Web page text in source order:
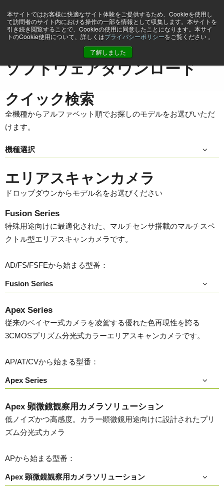
本サイトではお客様に快適なサイト体験をご提供するため、Cookieを使用し
て訪問者のサイト内における操作の一部を情報として収集します。本サイトを
引き続き閲覧することで、Cookieの使用に同意したことになります。本サイ
トのCookie使用について、詳しくはプライバシーポリシーをご覧ください 。
了解しました
ソフトウェアダウンロード
ソフトウェアダウンロード
クイック検索
全機種からアルファベット順でお探しのモデルをお選びいただ
けます。
機種選択
エリアスキャンカメラ
ドロップダウンからモデル名をお選びください
Fusion Series
特殊用途向けに最適化された、マルチセンサ搭載のマルチスペ
クトル型エリアスキャンカメラです。
AD/FS/FSFEから始まる型番：
Fusion Series
Apex Series
従来のベイヤー式カメラを凌駕する優れた色再現性を誇る
3CMOSプリズム分光式カラーエリアスキャンカメラです。
AP/AT/CVから始まる型番：
Apex Series
Apex 顕微鏡観察用カメラソリューション
低ノイズかつ高感度。カラー顕微鏡用途向けに設計されたプリ
ズム分光式カメラ
APから始まる型番：
Apex 顕微鏡観察用カメラソリューション